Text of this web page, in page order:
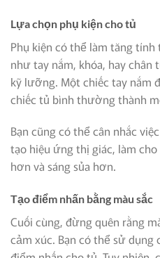
Lựa chọn phụ kiện cho tủ
Phụ kiện có thể làm tăng
như tay nắm, khóa, hay
kỹ lưỡng. Một chiếc tay nắm
chiếc tủ bình thường thành
Bạn cũng có thể cân nhắc
tạo hiệu ứng thị giác, làm
hơn và sáng sủa hơn.
Tạo điểm nhấn bằng màu sắc
Cuối cùng, đừng quên rằng
cảm xúc. Bạn có thể sử dụng